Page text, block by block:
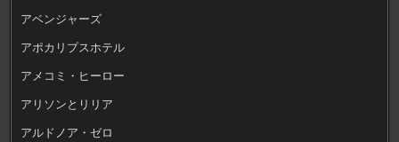
アベンジャーズ
アポカリプスホテル
アメコミ・ヒーロー
アリソンとリリア
アルドノア・ゼロ